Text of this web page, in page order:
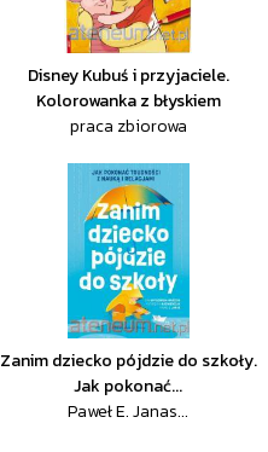
Disney Kubuś i przyjaciele.
Kolorowanka z błyskiem
praca zbiorowa
Zanim dziecko pójdzie do szkoły.
Jak pokonać...
Paweł E. Janas...